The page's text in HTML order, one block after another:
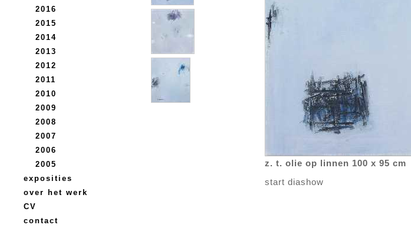
2016
2015
2014
2013
2012
2011
2010
2009
2008
2007
2006
2005
exposities
over het werk
CV
contact
z. t. olie op linnen 100 x 95 cm
start diashow